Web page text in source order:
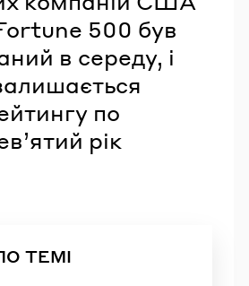
500 був
в середу, і
по
рік
ТЕМІ